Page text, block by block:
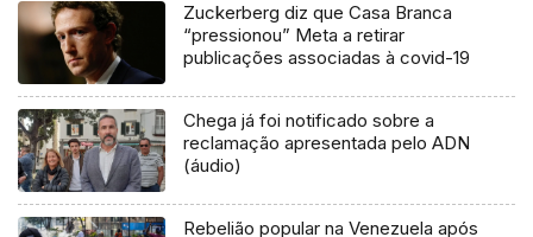
Zuckerberg diz que Casa Branca
“pressionou” Meta a retirar
publicações associadas à covid-19
Chega já foi notificado sobre a
reclamação apresentada pelo ADN
(áudio)
Rebelião popular na Venezuela após